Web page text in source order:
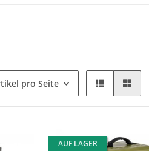
pro Seite
AUF LAGER